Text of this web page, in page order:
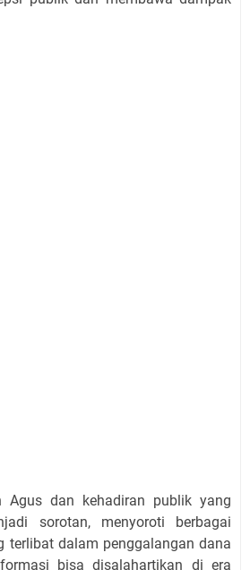
Agus dan kehadiran publik yang
sorotan, menyoroti berbagai
terlibat dalam penggalangan dana
bisa disalahartikan di era